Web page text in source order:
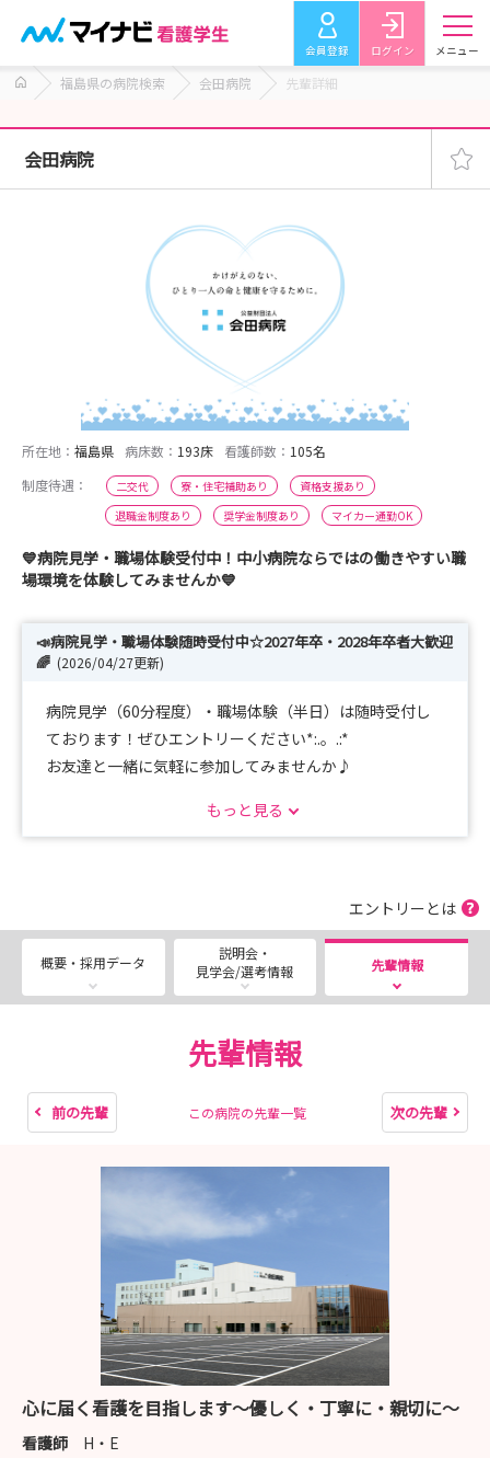
会員登録 ログイン メニュー
福島県の病院検索 会田病院 先輩詳細
会田病院
所在地： 福島県 病床数： 193床 看護師数： 105名
制度待遇：
二交代 寮・住宅補助あり
資格支援あり
退職金制度あり
奨学金制度あり マイカー通勤OK
💙病院見学・職場体験受付中！中小病院ならではの働きやすい職
場環境を体験してみませんか💙
📣病院見学・職場体験随時受付中☆2027年卒・2028年卒者大歓迎
🌈 (2026/04/27更新)
病院見学（60分程度）・職場体験（半日）は随時受付し
ております！ぜひエントリーください*:.。.:*
お友達と一緒に気軽に参加してみませんか♪
当院は、東北自動車道矢吹ＩＣから車で5分、東北本線矢
性期～慢性期、療養期、訪問看護と幅広い分野の医療を提
供しております。
教育体制や支援制度も充実しており、看護師としてはもち
ろん、「人間力の向上」にも力を入れています。
を見つけてみませんか。
写真では伝えきれない当院の魅力を、見学・体験で感じて
ください♪
もっと見る
エントリーとは
概要・採用データ
説明会・
見学会/選考情報
先輩情報
先輩情報
前の先輩 この病院の先輩一覧 次の先輩
心に届く看護を目指します～優しく・丁寧に・親切に～
看護師 H・E